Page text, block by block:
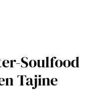
Soulfood
Tajine